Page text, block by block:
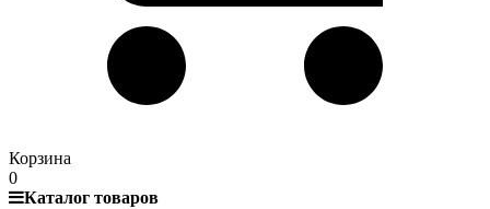
Корзина
0
Каталог товаров